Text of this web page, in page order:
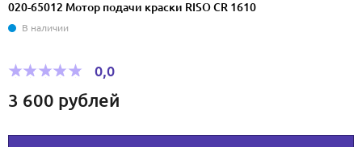
020-65012 Мотор подачи краски RISO CR 1610
В наличии
0,0
3 600 рублей